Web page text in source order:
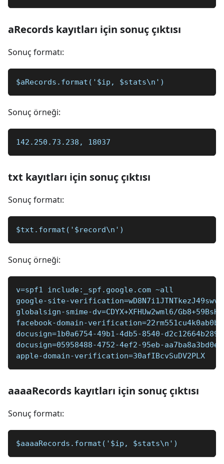
aRecords kayıtları için sonuç çıktısı
Sonuç formatı:
$aRecords.format('$ip, $stats\n')
Sonuç örneği:
142.250.73.238, 18037
txt kayıtları için sonuç çıktısı
Sonuç formatı:
$txt.format('$record\n')
Sonuç örneği:
v=spf1 include:_spf.google.com ~all
google-site-
globalsign-smime-dv=CDYX+XFHUw2wml6/
facebook-domain-
docusign=1b0a6754-49b1-4db5-8540-d2c12664b289
docusign=05958488-4752-4ef2-95eb-aa7ba8a3bd0e
apple-domain-verification=30afIBcvSuDV2PLX
aaaaRecords kayıtları için sonuç çıktısı
Sonuç formatı:
$aaaaRecords.format('$ip, $stats\n')